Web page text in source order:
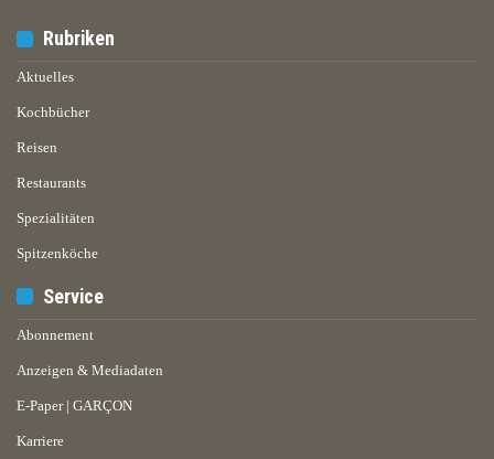
Rubriken
Aktuelles
Kochbücher
Reisen
Restaurants
Spezialitäten
Spitzenköche
Service
Abonnement
Anzeigen & Mediadaten
E-Paper | GARÇON
Karriere